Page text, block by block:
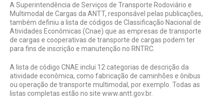
A Superintendência de Serviços de Transporte Rodoviário e
Multimodal de Cargas da ANTT, responsável pelas publicações,
também definiu a lista de códigos de Classificação Nacional de
Atividades Econômicas (Cnae) que as empresas de transporte
de cargas e cooperativas de transporte de cargas podem ter
para fins de inscrição e manutenção no RNTRC.
A lista de código CNAE inclui 12 categorias de descrição da
atividade econômica, como fabricação de caminhões e ônibus
ou operação de transporte multimodal, por exemplo. Todas as
listas completas estão no site www.antt.gov.br.